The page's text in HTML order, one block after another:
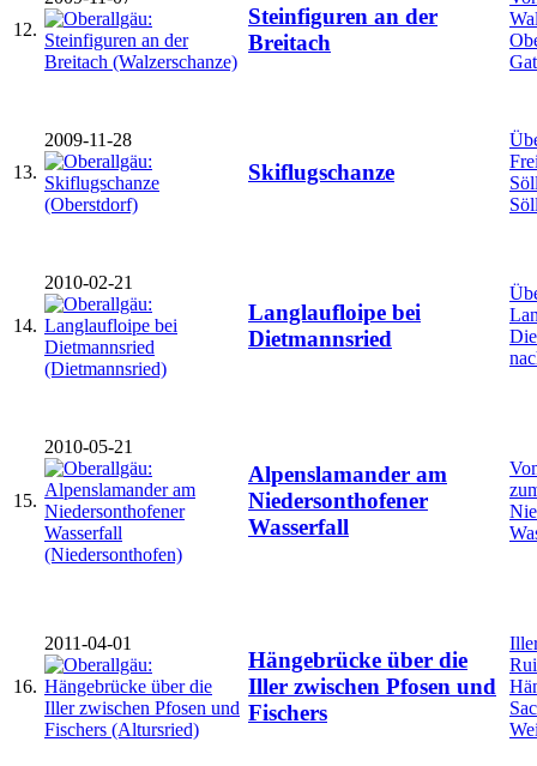
12.
Steinfiguren an der
Breitach
13.
2009-11-28
Skiflugschanze
14.
2010-02-21
Langlaufloipe bei
Dietmannsried
15.
2010-05-21
Alpenslamander am
Niedersonthofener
Wasserfall
16.
2011-04-01
Hängebrücke über die
Iller zwischen Pfosen und
Fischers